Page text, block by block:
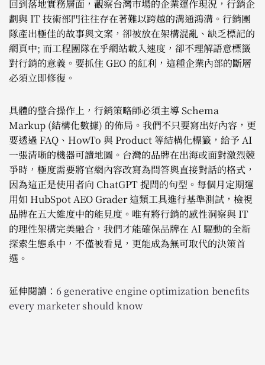
回到落地實務層面，觀察台灣市場的企業運作現況，行銷企
劃與 IT 技術部門往往存在著難以跨越的溝通鴻溝。行銷團
隊產出極佳的故事與文案，卻被放在架構混亂、缺乏標記的
網頁中; 而工程團隊在乎網站載入速度，卻不理解語意標籤
對行銷的意義。要抓住 GEO 的紅利，這種企業內部的斷層
必須立即修復。
具體的整合操作上，行銷策略師必須主導 Schema
Markup (結構化數據) 的佈局。我們不只要寫出好內容，更
要透過 FAQ、HowTo 與 Product 等結構化標籤，給予 AI
一張清晰的機器可讀地圖。台灣的品牌在出海或面對激烈競
爭時，極度需要將官網內容改寫為問答與直接對話的格式，
因為這正是使用者向 ChatGPT 提問的句型。每個月定期運
用如 HubSpot AEO Grader 這類工具進行基準測試，檢視
品牌在五大維度中的能見度。唯有將行銷的感性洞察與 IT
的理性架構完美融合，我們才能確保品牌在 AI 驅動的全新
探索生態系中，不僅被看見，更能成為無可取代的決策首
選。
延伸閱讀： 6 generative engine optimization benefits
every marketer should know